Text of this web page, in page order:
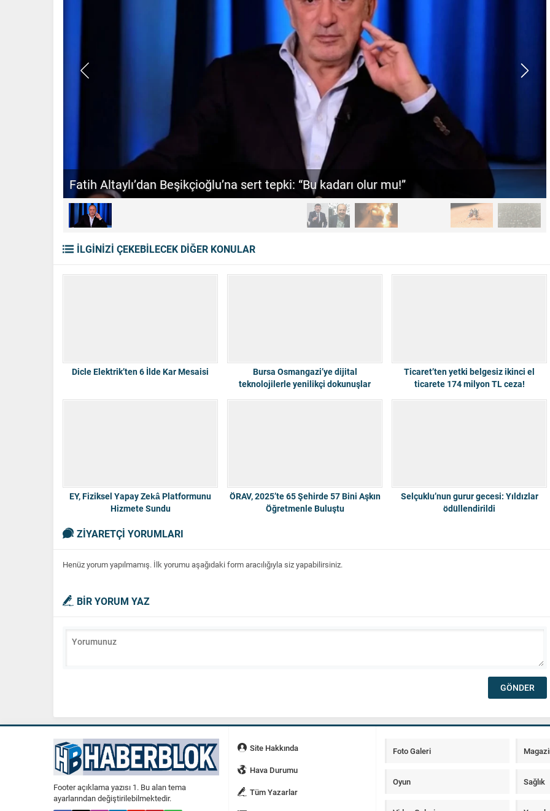
Batrakov’un menajeri konuştu! “Galatasaray’dan mektup var”
İLGİNİZİ ÇEKEBİLECEK DİĞER KONULAR
Dicle Elektrik’ten 6 İlde Kar Mesaisi
Bursa Osmangazi’ye dijital
teknolojilerle yenilikçi dokunuşlar
Ticaret’ten yetki belgesiz ikinci el
ticarete 174 milyon TL ceza!
EY, Fiziksel Yapay Zekâ Platformunu
Hizmete Sundu
ÖRAV, 2025’te 65 Şehirde 57 Bini Aşkın
Öğretmenle Buluştu
Selçuklu’nun gurur gecesi: Yıldızlar
ödüllendirildi
ZİYARETÇİ YORUMLARI
Henüz yorum yapılmamış. İlk yorumu aşağıdaki form aracılığıyla siz yapabilirsiniz.
BİR YORUM YAZ
Footer açıklama yazısı 1. Bu alan tema
ayarlarından değiştirilebilmektedir.
Site Hakkında
Hava Durumu
Tüm Yazarlar
Foto Galeri
Oyun Sağlık